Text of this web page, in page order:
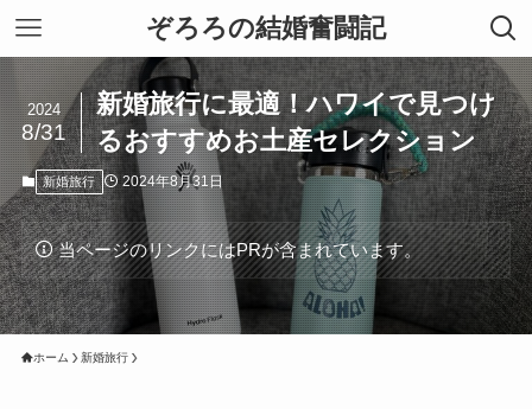
ぞろろの結婚奮闘記
新婚旅行に最適！ハワイで見つけ
るおすすめお土産セレクション
2024
8/31
新婚旅行 2024年8月31日
当ページのリンクにはPRが含まれています。
ホーム 新婚旅行